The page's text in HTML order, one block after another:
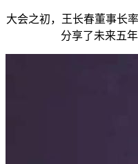
大会之初，王长春董事长
分享了未来五